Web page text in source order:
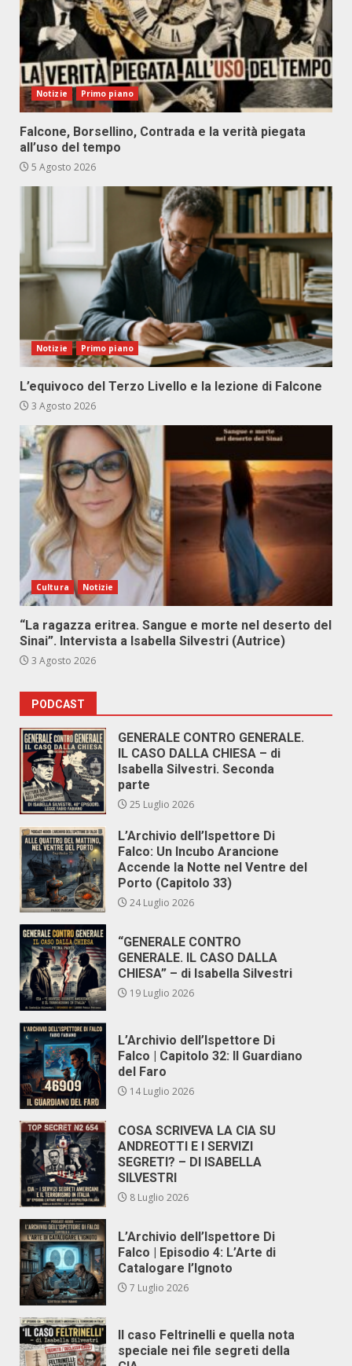
Notizie Primo piano
Falcone, Borsellino, Contrada e la verità piegata
all’uso del tempo
5 Agosto 2026
Notizie Primo piano
L’equivoco del Terzo Livello e la lezione di Falcone
3 Agosto 2026
Cultura Notizie
“La ragazza eritrea. Sangue e morte nel deserto del
Sinai”. Intervista a Isabella Silvestri (Autrice)
3 Agosto 2026
PODCAST
GENERALE CONTRO GENERALE.
IL CASO DALLA CHIESA – di
Isabella Silvestri. Seconda
parte
25 Luglio 2026
L’Archivio dell’Ispettore Di
Falco: Un Incubo Arancione
Accende la Notte nel Ventre del
Porto (Capitolo 33)
24 Luglio 2026
“GENERALE CONTRO
GENERALE. IL CASO DALLA
CHIESA” – di Isabella Silvestri
19 Luglio 2026
L’Archivio dell’Ispettore Di
Falco | Capitolo 32: Il Guardiano
del Faro
14 Luglio 2026
COSA SCRIVEVA LA CIA SU
ANDREOTTI E I SERVIZI
SEGRETI? – DI ISABELLA
SILVESTRI
8 Luglio 2026
L’Archivio dell’Ispettore Di
Falco | Episodio 4: L’Arte di
Catalogare l’Ignoto
7 Luglio 2026
Il caso Feltrinelli e quella nota
speciale nei file segreti della